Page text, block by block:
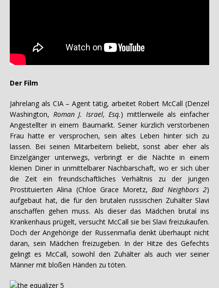
Der Film
Jahrelang als CIA – Agent tätig, arbeitet Robert McCall (Denzel
Washington, Roman J. Israel, Esq.) mittlerweile als einfacher
Angestellter in einem Baumarkt. Seiner kürzlich verstorbenen
Frau hatte er versprochen, sein altes Leben hinter sich zu
lassen. Bei seinen Mitarbeitern beliebt, sonst aber eher als
Einzelgänger unterwegs, verbringt er die Nächte in einem
kleinen Diner in unmittelbarer Nachbarschaft, wo er sich über
die Zeit ein freundschaftliches Verhältnis zu der jungen
Prostituierten Alina (Chloe Grace Moretz, Bad Neighbors 2)
aufgebaut hat, die für den brutalen russischen Zuhälter Slavi
anschaffen gehen muss. Als dieser das Mädchen brutal ins
Krankenhaus prügelt, versucht McCall sie bei Slavi freizukaufen.
Doch der Angehörige der Russenmafia denkt überhaupt nicht
daran, sein Mädchen freizugeben. In der Hitze des Gefechts
gelingt es McCall, sowohl den Zuhälter als auch vier seiner
Männer mit bloßen Händen zu töten.